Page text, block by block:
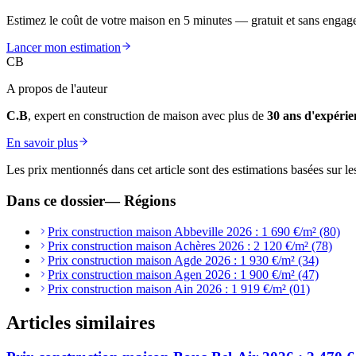
Estimez le coût de votre maison en 5 minutes — gratuit et sans
Lancer mon estimation
CB
A propos de l'auteur
C.B, expert en construction de maison avec plus de 30 ans
En savoir plus
Les prix mentionnés dans cet article sont des estimations basées
Dans ce dossier—Régions
Prix construction maison Abbeville 2026 : 1 690 €/m² (80)
Prix construction maison Achères 2026 : 2 120 €/m² (78)
Prix construction maison Agde 2026 : 1 930 €/m² (34)
Prix construction maison Agen 2026 : 1 900 €/m² (47)
Prix construction maison Ain 2026 : 1 919 €/m² (01)
Articles similaires